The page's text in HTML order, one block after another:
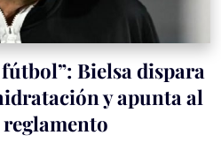
fútbol”: Bielsa dispara
y apunta al